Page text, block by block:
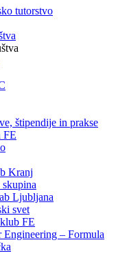
tutorstvo
štipendije in prakse
FE
Kranj
Ljubljana
svet
FE
Engineering – Formula